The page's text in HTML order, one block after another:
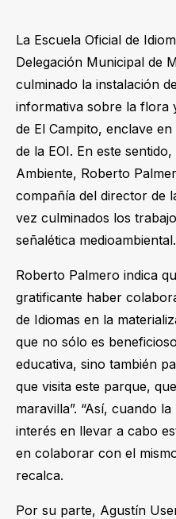
La Escuela Oficial de
Delegación Municipal de
culminado la instalación
informativa sobre la flora
de El Campito, enclave
de la EOI. En este
Ambiente, Roberto
compañía del director de
vez culminados los
señalética medioambiental.
Roberto Palmero indica
gratificante haber
de Idiomas en la
que no sólo es
educativa, sino también
que visita este parque,
maravilla”. “Así, cuando la
interés en llevar a cabo
en colaborar con el
recalca.
Por su parte, Agustín